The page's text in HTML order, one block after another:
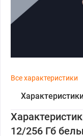
Все характеристики
12/256 Гб